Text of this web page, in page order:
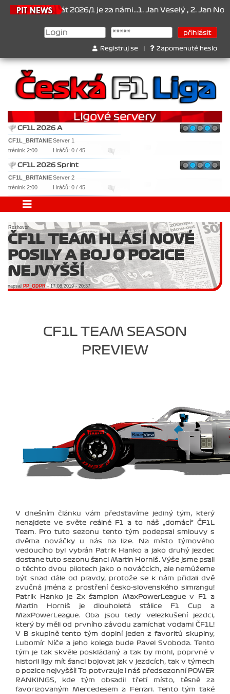
2026/1 je za námi...1. Jan Veselý , 2. Jan Nováček , 3.
Registruj se Zapomenuté heslo
CF1L 2026 A
CF1L_BRITANIEServer 1
trénink 2:00
Hráčů: 0 / 45
CF1L 2026 Sprint
CF1L_BRITANIEServer 2
trénink 2:00
Hráčů: 0 / 45
Rozhovor
ČF1L TEAM HLÁSÍ NOVÉ
POSILY A BOJ O POZICE
NEJVYŠŠÍ
napsal PP_GDPR- 17.08.2019 - 20:37
CF1L TEAM SEASON
PREVIEW
V dnešním článku vám představíme jediný tým, který
nenajdete ve světe reálné F1 a to náš „domácí“ ČF1L
Team. Pro tuto sezonu tento tým podepsal smlouvy s
dvěma nováčky u nás na lize. Na místo týmového
vedoucího byl vybrán Patrik Hanko a jako druhý jezdec
dostane tuto sezonu šanci Martin Horniš. Výše jsme psali
o těchto dvou pilotech jako o nováčcích, ale nemůžeme
být snad dále od pravdy, protože se k nám přidali dvě
zvučná jména z prostření česko-slovenského simrangu!
Patrik Hanko je 2x šampion MaxPowerLeague v F1 a
Martin Horniš je dlouholetá stálice F1 Cup a
MaxPowerLeague. Oba jsou tedy velezkušení jezdci,
který by měli od prvního závodu zamíchat vodami ČF1L!
V B skupině tento tým doplní jeden z favoritů skupiny,
Lubomír Níče a jeho kolega bude Pavel Svoboda. Tento
tým je tak skvěle poskládaný a tak by mohl, poprvné v
historii ligy mít šanci bojovat jak v jezdcích, tak v týmech
o pozice nejvyšší! To potvrzuje i náš předsezonní POWER
RANKINGS, kde tým obsadil třetí místo, těsně za
favorizovaným Mercedesem a Ferrari. Tento tým také